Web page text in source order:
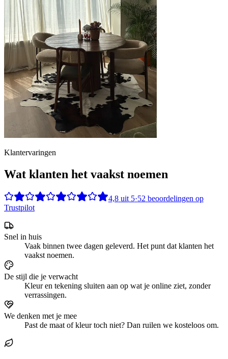
Klantervaringen
Wat klanten het vaakst noemen
4,8 uit5·52 beoordelingen op
Trustpilot
Snel in huis
Vaak binnen twee dagen geleverd. Het punt dat klanten het
vaakst noemen.
De stijl die je verwacht
Kleur en tekening sluiten aan op wat je online ziet, zonder
verrassingen.
We denken met je mee
Past de maat of kleur toch niet? Dan ruilen we kosteloos om.